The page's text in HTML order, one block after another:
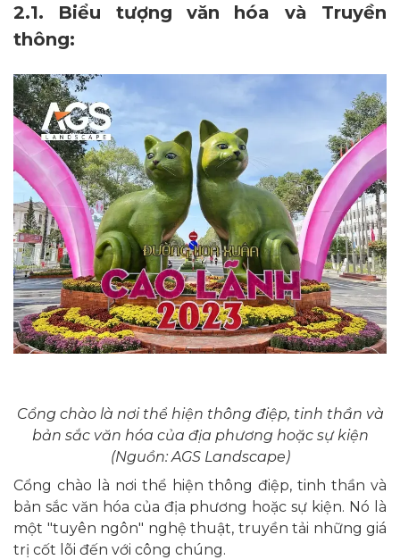
2.1. Biểu tượng văn hóa và Truyền
thông:
Cổng chào là nơi thể hiện thông điệp, tinh thần và
bản sắc văn hóa của địa phương hoặc sự kiện
(Nguồn: AGS Landscape)
Cổng chào là nơi thể hiện thông điệp, tinh thần và
bản sắc văn hóa của địa phương hoặc sự kiện. Nó là
một "tuyên ngôn" nghệ thuật, truyền tải những giá
trị cốt lõi đến với công chúng.